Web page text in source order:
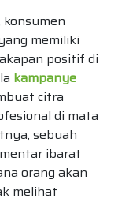
memiliki
positif di
kampanye
citra
di mata
sebuah
ibarat
orang akan
melihat